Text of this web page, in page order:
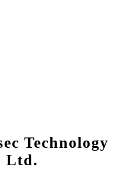
Technology
Ltd.